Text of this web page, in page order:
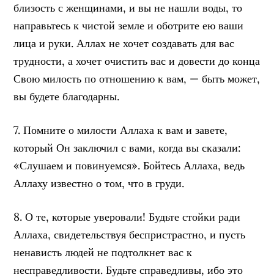
близость с женщинами, и вы не нашли воды, то
направьтесь к чистой земле и оботрите ею ваши
лица и руки. Аллах не хочет создавать для вас
трудности, а хочет очистить вас и довести до конца
Свою милость по отношению к вам, — быть может,
вы будете благодарны.
7. Помните о милости Аллаха к вам и завете,
который Он заключил с вами, когда вы сказали:
«Слушаем и повинуемся». Бойтесь Аллаха, ведь
Аллаху известно о том, что в груди.
8. О те, которые уверовали! Будьте стойки ради
Аллаха, свидетельствуя беспристрастно, и пусть
ненависть людей не подтолкнет вас к
несправедливости. Будьте справедливы, ибо это